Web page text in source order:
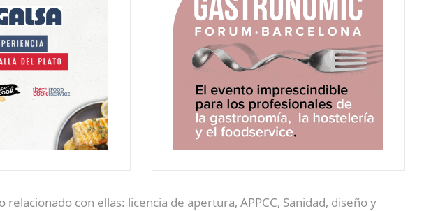
con ellas: licencia de apertura, APPCC, Sanidad, diseño y